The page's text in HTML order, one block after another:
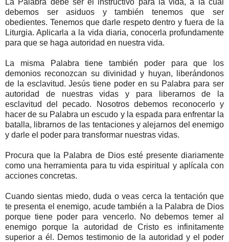
debemos ser asiduos y también tenemos que ser
obedientes. Tenemos que darle respeto dentro y fuera de la
Liturgia. Aplicarla a la vida diaria, conocerla profundamente
para que se haga autoridad en nuestra vida.
La misma Palabra tiene también poder para que los
demonios reconozcan su divinidad y huyan, liberándonos
de la esclavitud. Jesús tiene poder en su Palabra para ser
autoridad de nuestras vidas y para liberarnos de la
esclavitud del pecado. Nosotros debemos reconocerlo y
hacer de su Palabra un escudo y la espada para enfrentar la
batalla, librarnos de las tentaciones y alejarnos del enemigo
y darle el poder para transformar nuestras vidas.
Procura que la Palabra de Dios esté presente diariamente
como una herramienta para tu vida espiritual y aplícala con
acciones concretas.
Cuando sientas miedo, duda o veas cerca la tentación que
te presenta el enemigo, acude también a la Palabra de Dios
porque tiene poder para vencerlo. No debemos temer al
enemigo porque la autoridad de Cristo es infinitamente
superior a él. Demos testimonio de la autoridad y el poder